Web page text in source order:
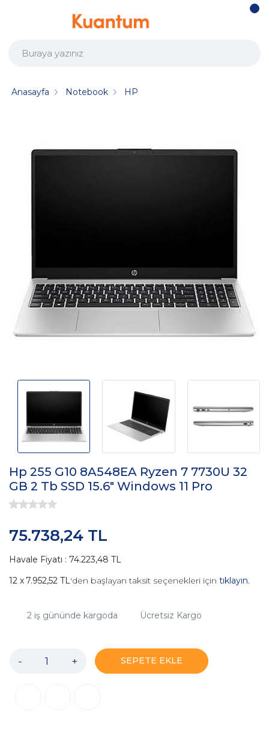
Anasayfa Notebook HP
Hp 255 G10 8A548EA Ryzen 7 7730U 32
GB 2 Tb SSD 15.6" Windows 11 Pro
75.738,24 TL
Havale Fiyatı : 74.223,48 TL
7.952,52 TL'den başlayan taksit seçenekleri için tıklayın.
2iş gününde kargoda Ücretsiz Kargo
- + SEPETE EKLE